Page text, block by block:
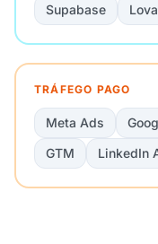
Supabase
TRÁFEGO PAGO
Meta Ads
GTM
LinkedIn